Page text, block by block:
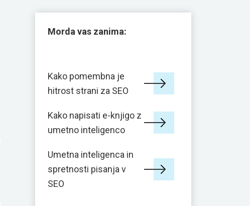
Morda vas zanima:
Kako pomembna je
hitrost strani za SEO
Kako napisati e-knjigo z
umetno inteligenco
Umetna inteligenca in
spretnosti pisanja v
SEO